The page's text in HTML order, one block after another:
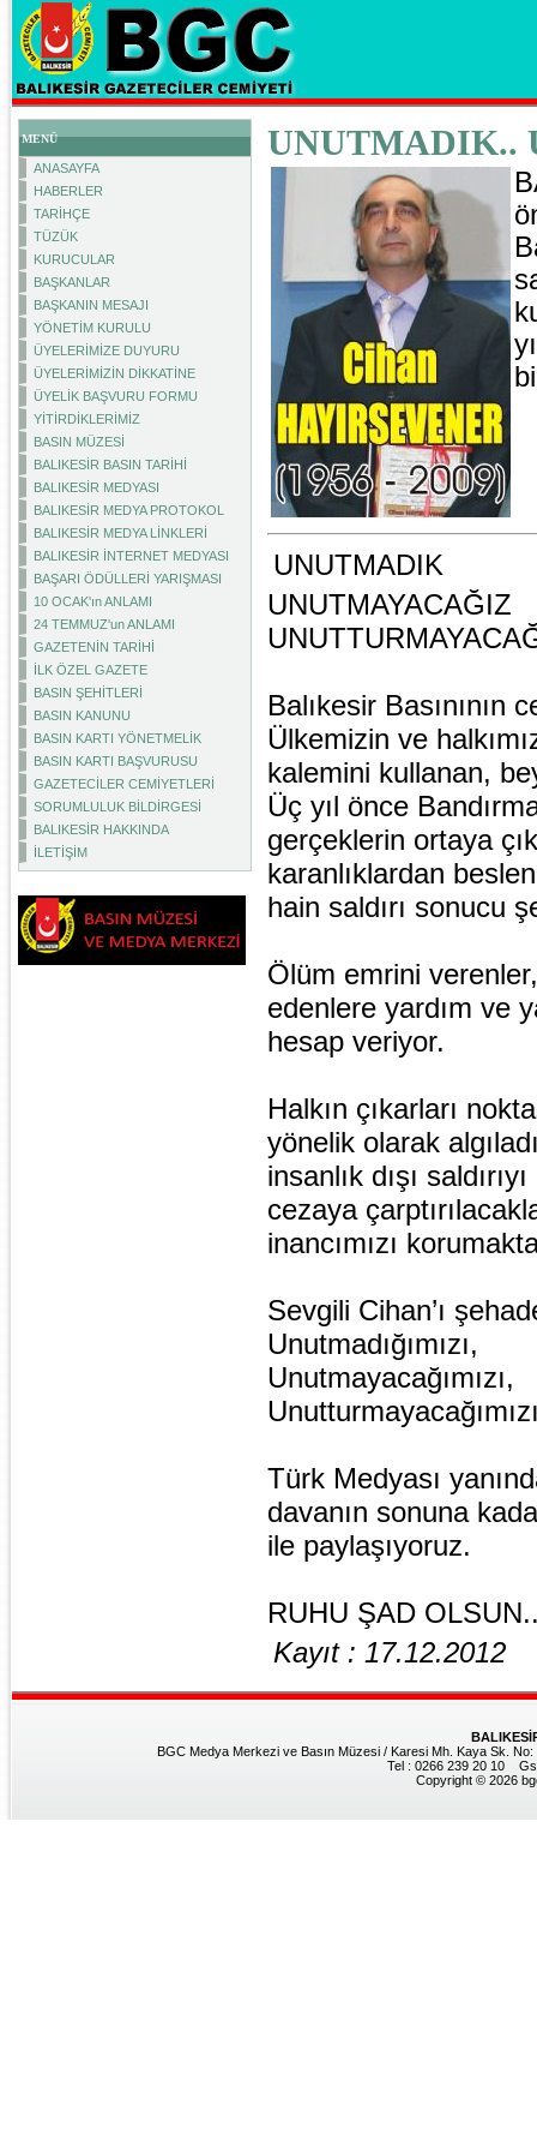
MENÜ
ANASAYFA
HABERLER
TARİHÇE
TÜZÜK
KURUCULAR
BAŞKANLAR
BAŞKANIN MESAJI
YÖNETİM KURULU
ÜYELERİMİZE DUYURU
ÜYELERİMİZİN DİKKATİNE
ÜYELİK BAŞVURU FORMU
YİTİRDİKLERİMİZ
BASIN MÜZESİ
BALIKESİR BASIN TARİHİ
BALIKESİR MEDYASI
BALIKESİR MEDYA PROTOKOL
BALIKESİR MEDYA LİNKLERİ
BALIKESİR İNTERNET MEDYASI
BAŞARI ÖDÜLLERİ YARIŞMASI
10 OCAK'ın ANLAMI
24 TEMMUZ'un ANLAMI
GAZETENİN TARİHİ
İLK ÖZEL GAZETE
BASIN ŞEHİTLERİ
BASIN KANUNU
BASIN KARTI YÖNETMELİK
BASIN KARTI BAŞVURUSU
GAZETECİLER CEMİYETLERİ
SORUMLULUK BİLDİRGESİ
BALIKESİR HAKKINDA
İLETİŞİM
UNUTMADIK..
UNUTMADIK
UNUTMAYACAĞIZ
Balıkesir Basınının
Ülkemizin ve
kalemini kullanan,
Üç yıl önce
gerçeklerin ortaya
karanlıklardan
hain saldırı sonucu
Ölüm emrini
edenlere yardım ve
hesap veriyor.
Halkın çıkarları
yönelik olarak
insanlık dışı
cezaya
inancımızı
Sevgili Cihan’ı
Unutmadığımızı,
Unutmayacağımızı,
Türk Medyası
davanın sonuna
ile paylaşıyoruz.
RUHU ŞAD
Kayıt : 17.12.2012
BGC Medya Merkezi ve Basın Müzesi / Karesi Mh. Kaya Sk.
Tel : 0266 239 20 10
Copyright © 2026